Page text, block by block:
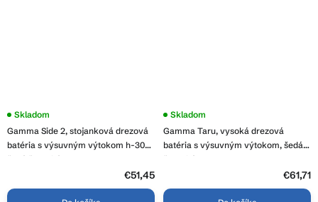
Gamma Side 2, stojanková drezová
batéria s výsuvným výtokom h-300,
šedá škvrnitá, GMA-BSE2-G
Skladom
€51,45
Gamma Taru, vysoká drezová
batéria s výsuvným výtokom, šedá
škvrnitá, GMA-BT-G
Skladom
€61,71